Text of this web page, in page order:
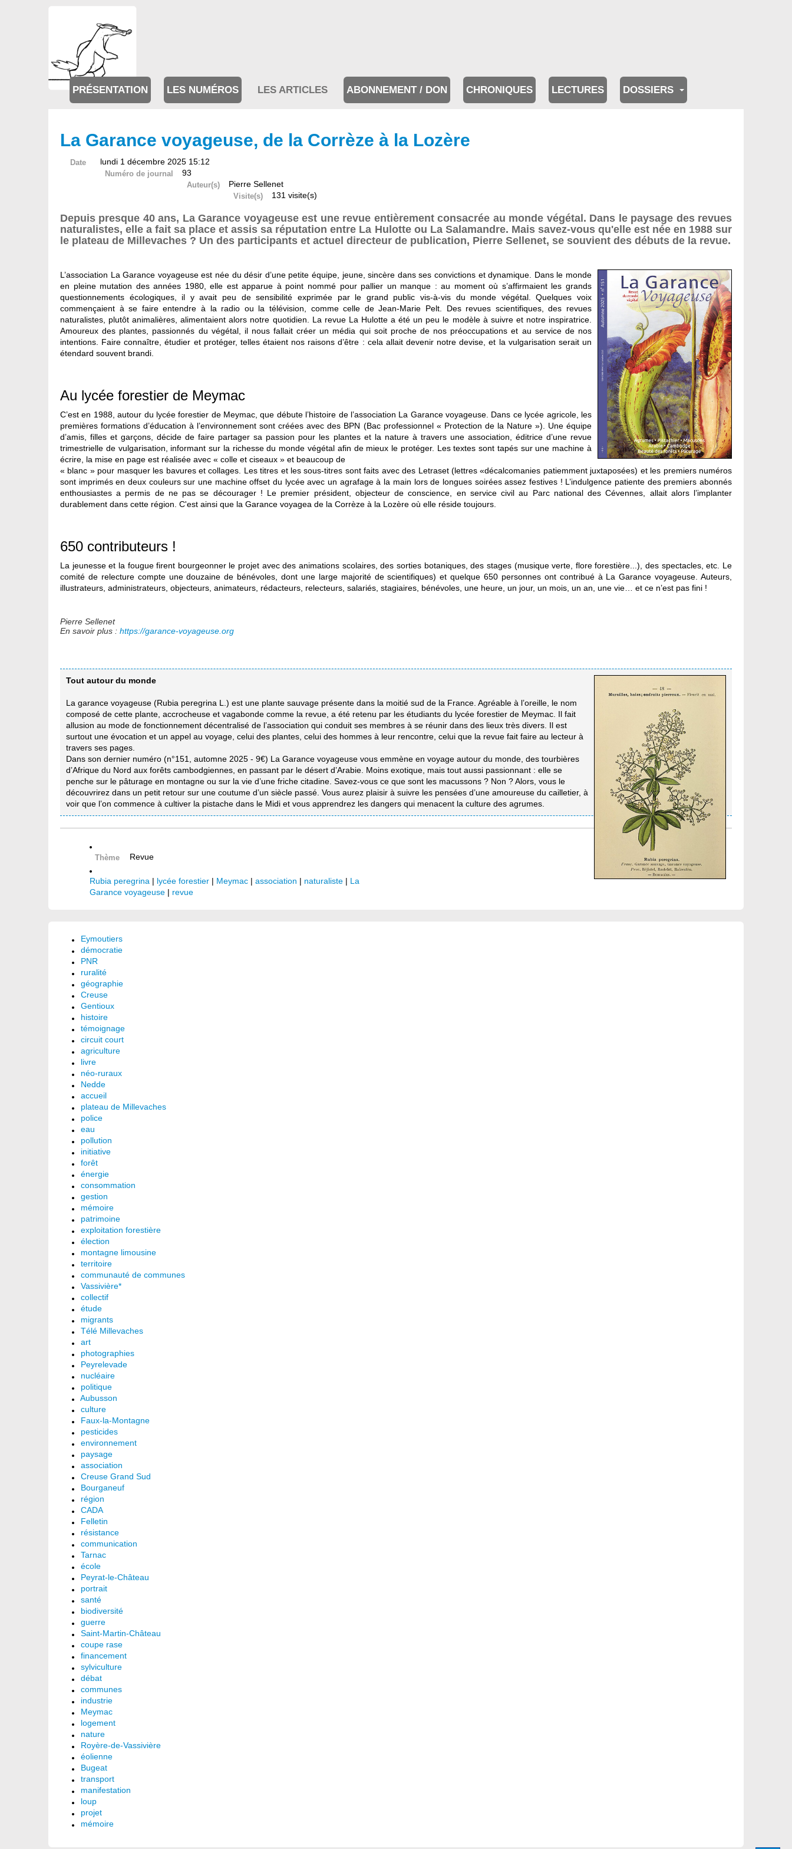
PRÉSENTATION LES NUMÉROS LES ARTICLES ABONNEMENT / DON CHRONIQUES LECTURES DOSSIERS
La Garance voyageuse, de la Corrèze à la Lozère
Date lundi 1 décembre 2025 15:12
Numéro de journal 93
Auteur(s) Pierre Sellenet
Visite(s) 131 visite(s)
Depuis presque 40 ans, La Garance voyageuse est une revue entièrement consacrée au monde végétal. Dans le paysage des revues
naturalistes, elle a fait sa place et assis sa réputation entre La Hulotte ou La Salamandre. Mais savez-vous qu'elle est née en 1988 sur
le plateau de Millevaches ? Un des participants et actuel directeur de publication, Pierre Sellenet, se souvient des débuts de la revue.
L’association La Garance voyageuse est née du désir d’une petite équipe, jeune, sincère dans ses convictions et dynamique. Dans le monde
en pleine mutation des années 1980, elle est apparue à point nommé pour pallier un manque : au moment où s’affirmaient les grands
questionnements écologiques, il y avait peu de sensibilité exprimée par le grand public vis-à-vis du monde végétal. Quelques voix
commençaient à se faire entendre à la radio ou la télévision, comme celle de Jean-Marie Pelt. Des revues scientifiques, des revues
naturalistes, plutôt animalières, alimentaient alors notre quotidien. La revue La Hulotte a été un peu le modèle à suivre et notre inspiratrice.
Amoureux des plantes, passionnés du végétal, il nous fallait créer un média qui soit proche de nos préoccupations et au service de nos
intentions. Faire connaître, étudier et protéger, telles étaient nos raisons d’être : cela allait devenir notre devise, et la vulgarisation serait un
étendard souvent brandi.
Au lycée forestier de Meymac
C’est en 1988, autour du lycée forestier de Meymac, que débute l’histoire de l’association La Garance voyageuse. Dans ce lycée agricole, les
premières formations d’éducation à l’environnement sont créées avec des BPN (Bac professionnel « Protection de la Nature »). Une équipe
d’amis, filles et garçons, décide de faire partager sa passion pour les plantes et la nature à travers une association, éditrice d’une revue
trimestrielle de vulgarisation, informant sur la richesse du monde végétal afin de mieux le protéger. Les textes sont tapés sur une machine à
écrire, la mise en page est réalisée avec « colle et ciseaux » et beaucoup de
« blanc » pour masquer les bavures et collages. Les titres et les sous-titres sont faits avec des Letraset (lettres «décalcomanies patiemment juxtaposées) et les premiers numéros
sont imprimés en deux couleurs sur une machine offset du lycée avec un agrafage à la main lors de longues soirées assez festives ! L’indulgence patiente des premiers abonnés
enthousiastes a permis de ne pas se décourager ! Le premier président, objecteur de conscience, en service civil au Parc national des Cévennes, allait alors l’implanter
durablement dans cette région. C'est ainsi que la Garance voyagea de la Corrèze à la Lozère où elle réside toujours.
650 contributeurs !
La jeunesse et la fougue firent bourgeonner le projet avec des animations scolaires, des sorties botaniques, des stages (musique verte, flore forestière...), des spectacles, etc. Le
comité de relecture compte une douzaine de bénévoles, dont une large majorité de scientifiques) et quelque 650 personnes ont contribué à La Garance voyageuse. Auteurs,
illustrateurs, administrateurs, objecteurs, animateurs, rédacteurs, relecteurs, salariés, stagiaires, bénévoles, une heure, un jour, un mois, un an, une vie… et ce n’est pas fini !
Pierre Sellenet
En savoir plus : https://garance-voyageuse.org
Tout autour du monde
La garance voyageuse (Rubia peregrina L.) est une plante sauvage présente dans la moitié sud de la France. Agréable à l’oreille, le nom
composé de cette plante, accrocheuse et vagabonde comme la revue, a été retenu par les étudiants du lycée forestier de Meymac. Il fait
allusion au mode de fonctionnement décentralisé de l’association qui conduit ses membres à se réunir dans des lieux très divers. Il est
surtout une évocation et un appel au voyage, celui des plantes, celui des hommes à leur rencontre, celui que la revue fait faire au lecteur à
travers ses pages.
Dans son dernier numéro (n°151, automne 2025 - 9€) La Garance voyageuse vous emmène en voyage autour du monde, des tourbières
d’Afrique du Nord aux forêts cambodgiennes, en passant par le désert d’Arabie. Moins exotique, mais tout aussi passionnant : elle se
penche sur le pâturage en montagne ou sur la vie d’une friche citadine. Savez-vous ce que sont les macussons ? Non ? Alors, vous le
découvrirez dans un petit retour sur une coutume d’un siècle passé. Vous aurez plaisir à suivre les pensées d’une amoureuse du cailletier, à
voir que l’on commence à cultiver la pistache dans le Midi et vous apprendrez les dangers qui menacent la culture des agrumes.
Thème Revue
Rubia peregrina | lycée forestier | Meymac | association | naturaliste | La
Garance voyageuse | revue
Eymoutiers
démocratie
PNR
ruralité
géographie
Creuse
Gentioux
histoire
témoignage
circuit court
agriculture
livre
néo-ruraux
Nedde
accueil
plateau de Millevaches
police
eau
pollution
initiative
forêt
énergie
consommation
gestion
mémoire
patrimoine
exploitation forestière
élection
montagne limousine
territoire
communauté de communes
Vassivière*
collectif
étude
migrants
Télé Millevaches
art
photographies
Peyrelevade
nucléaire
politique
Aubusson
culture
Faux-la-Montagne
pesticides
environnement
paysage
association
Creuse Grand Sud
Bourganeuf
région
CADA
Felletin
résistance
communication
Tarnac
école
Peyrat-le-Château
portrait
santé
biodiversité
guerre
Saint-Martin-Château
coupe rase
financement
sylviculture
débat
communes
industrie
Meymac
logement
nature
Royère-de-Vassivière
éolienne
Bugeat
transport
manifestation
loup
projet
mémoire